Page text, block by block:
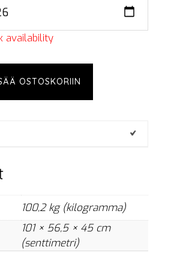
availability
OSTOSKORIIN
100,2 kg (kilogramma)
101 × 56,5 × 45 cm
(senttimetri)